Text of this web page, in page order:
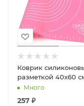
Коврик
разметкой 40х60
Много
257 ₽